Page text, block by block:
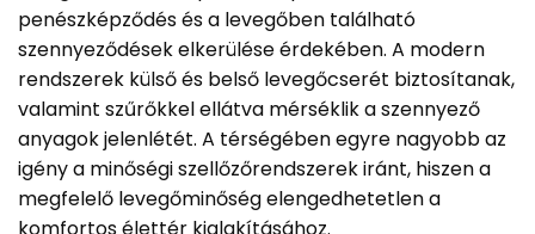
penészképződés és a levegőben található
szennyeződések elkerülése érdekében. A modern
rendszerek külső és belső levegőcserét biztosítanak,
valamint szűrőkkel ellátva mérséklik a szennyező
anyagok jelenlétét. A térségében egyre nagyobb az
igény a minőségi szellőzőrendszerek iránt, hiszen a
megfelelő levegőminőség elengedhetetlen a
komfortos élettér kialakításához.